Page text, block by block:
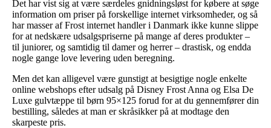
Det har vist sig at være særdeles gnidningsløst for købere at søge
information om priser på forskellige internet virksomheder, og så
har masser af Frost internet handler i Danmark ikke kunne slippe
for at nedskære udsalgspriserne på mange af deres produkter –
til juniorer, og samtidig til damer og herrer – drastisk, og endda
nogle gange love levering uden beregning.
Men det kan alligevel være gunstigt at besigtige nogle enkelte
online webshops efter udsalg på Disney Frost Anna og Elsa De
Luxe gulvtæppe til børn 95×125 forud for at du gennemfører din
bestilling, således at man er skråsikker på at modtage den
skarpeste pris.